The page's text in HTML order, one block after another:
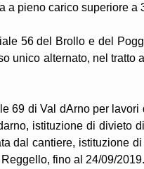
a pieno carico superiore a
56 del Brollo e del
unico alternato, nel tratto
69 di Val dArno per
istituzione di divieto
dal cantiere, istituzione
fino al 24/09/2019.